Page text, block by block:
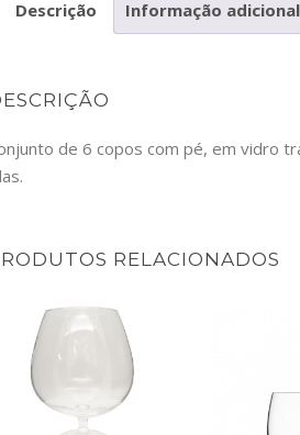
Descrição Informação adicional
de 6 copos com pé, em vidro
RELACIONADOS